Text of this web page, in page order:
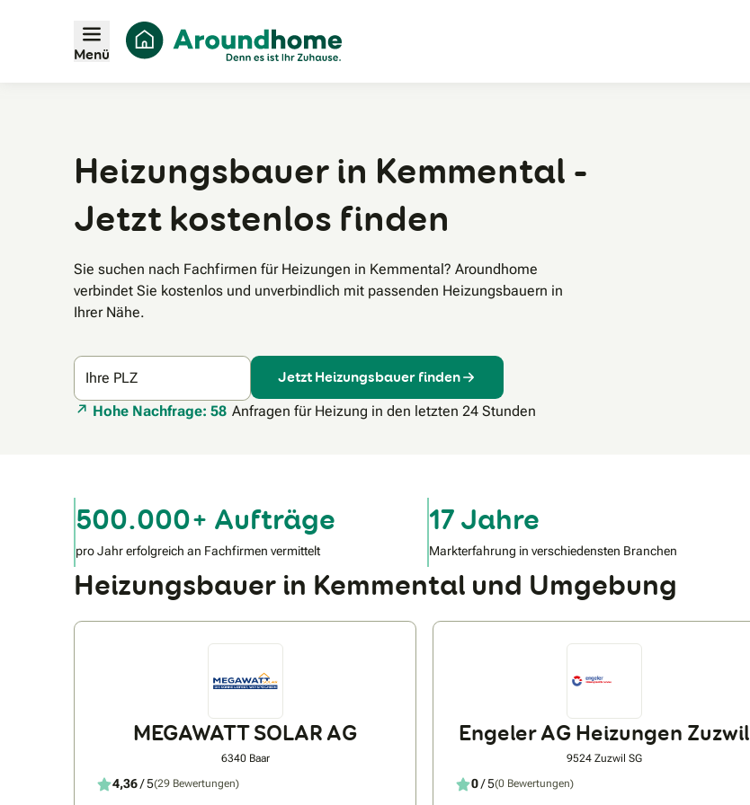
Menü
Heizungsbauer in Kemmental -
Jetzt kostenlos finden
Sie suchen nach Fachfirmen für Heizungen in Kemmental? Aroundhome
verbindet Sie kostenlos und unverbindlich mit passenden Heizungsbauern in
Ihrer Nähe.
Ihre PLZ Jetzt Heizungsbauer finden
Hohe Nachfrage: 58 Anfragen für Heizung in den letzten 24 Stunden
500.000+ Aufträge
pro Jahr erfolgreich an Fachfirmen vermittelt
17 Jahre
Markterfahrung in verschiedensten Branchen
Heizungsbauer in Kemmental und Umgebung
MEGAWATT SOLAR AG
6340 Baar
4,36/ 5(29 Bewertungen)
Engeler AG Heizungen Zuzwil
9524 Zuzwil SG
0/ 5(0 Bewertungen)